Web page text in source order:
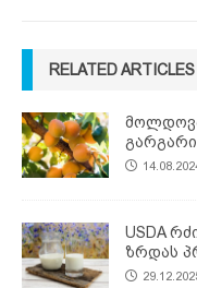
RELATED ARTICLES
გარგარი
USDA
ზრდას